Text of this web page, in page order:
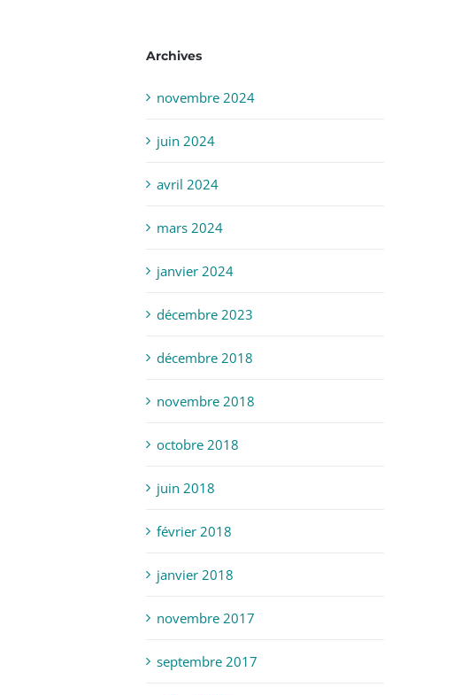
Archives
novembre 2024
juin 2024
avril 2024
mars 2024
janvier 2024
décembre 2023
décembre 2018
novembre 2018
octobre 2018
juin 2018
février 2018
janvier 2018
novembre 2017
septembre 2017